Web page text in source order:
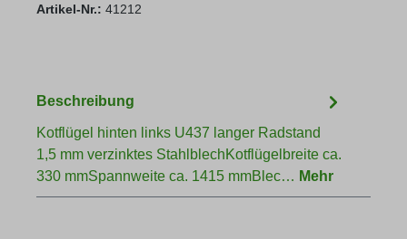
Artikel-Nr.: 41212
Beschreibung
Kotflügel hinten links U437 langer Radstand
1,5 mm verzinktes StahlblechKotflügelbreite ca.
330 mmSpannweite ca. 1415 mmBlec… Mehr